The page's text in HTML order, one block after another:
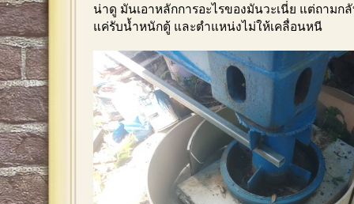
น่าดู มันเอาหลักการอะไรของมันวะเนี่ย แต่ถามก
แค่รับน้ำหนักตู้ และตำแหน่งไม่ให้เคลื่อนหนี